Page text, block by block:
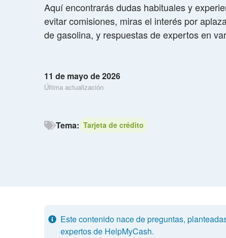
Aquí encontrarás dudas habituales y
evitar comisiones, miras el interés por
de gasolina, y respuestas de expertos en
11 de mayo de 2026
Última actualización
Tema: Tarjeta de crédito
Este contenido nace de preguntas,
expertos de HelpMyCash.